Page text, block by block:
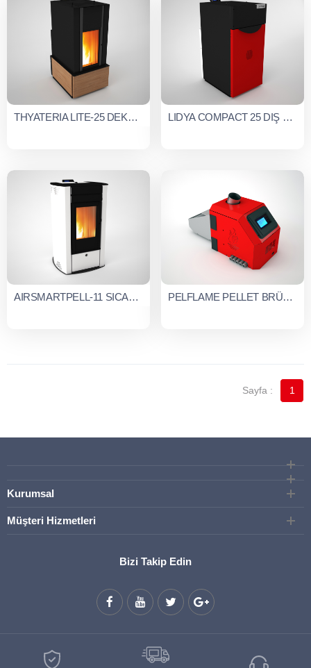
THYATERIA LITE-25 DEKORATİF SULU SİSTEM PELLET SOBASI LIDYA COMPACT 25 DIŞ ORTAM SULU SİST. PELLET SOBASI
AIRSMARTPELL-11 SICAK HAVA ÜFLEMELİ PELLET SOBASI PELFLAME PELLET BRÜLÖRÜ
1
Kurumsal
Müşteri Hizmetleri
Bizi Takip Edin